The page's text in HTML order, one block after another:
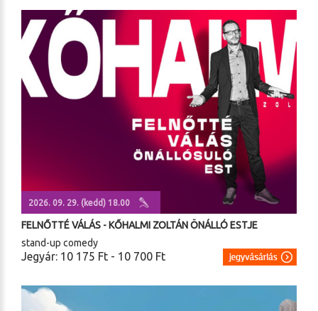
2026. 09. 29. (kedd) 18.00
FELNŐTTÉ VÁLÁS - KŐHALMI ZOLTÁN ÖNÁLLÓ ESTJE
stand-up comedy
Jegyár: 10 175 Ft - 10 700 Ft